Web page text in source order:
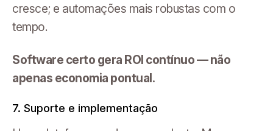
cresce; e automações mais robustas com o
tempo.
Software certo gera ROI contínuo — não
apenas economia pontual.
7. Suporte e implementação